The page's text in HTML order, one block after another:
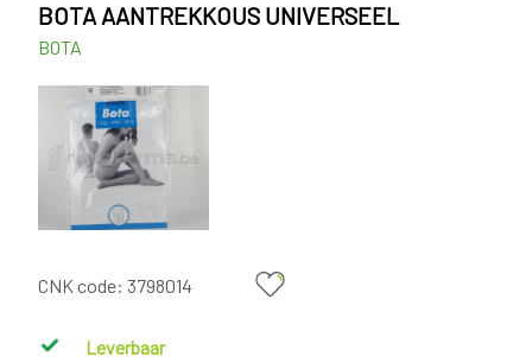
BOTA AANTREKKOUS UNIVERSEEL
BOTA
CNK code: 3798014
Leverbaar